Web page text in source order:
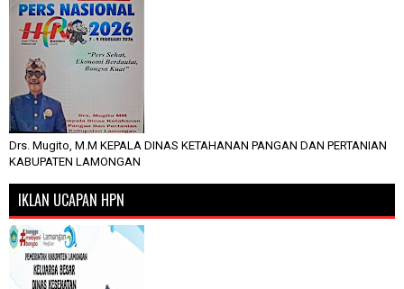
Drs. Mugito, M.M KEPALA DINAS KETAHANAN PANGAN DAN PERTANIAN
KABUPATEN LAMONGAN
IKLAN UCAPAN HPN